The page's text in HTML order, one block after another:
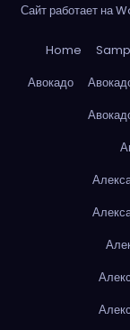
Сайт работает на
Home
Авокадо